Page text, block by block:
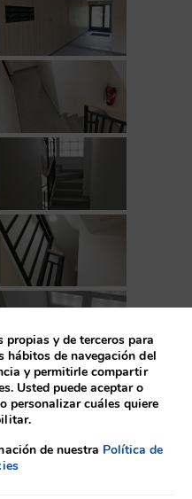
y de terceros para
hábitos de navegación del
y permitirle compartir
Usted puede aceptar o
personalizar cuáles quiere
de nuestra Política de